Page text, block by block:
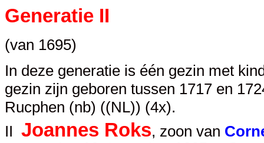
Generatie II
(van 1695)
In deze generatie is één gezin met
gezin zijn geboren tussen 1717 en
Rucphen (nb) ((NL)) (4x).
II Joannes Roks, zoon van